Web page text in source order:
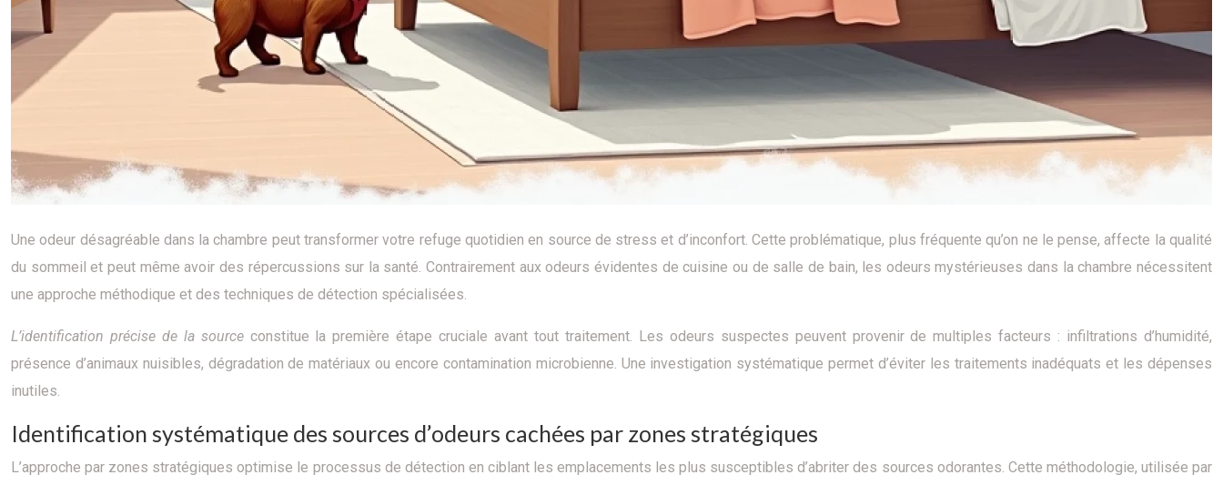
Une odeur désagréable dans la chambre peut transformer votre refuge quotidien en source de stress et d’inconfort. Cette problématique, plus fréquente qu’on ne le pense, affecte la qualité
du sommeil et peut même avoir des répercussions sur la santé. Contrairement aux odeurs évidentes de cuisine ou de salle de bain, les odeurs mystérieuses dans la chambre nécessitent
une approche méthodique et des techniques de détection spécialisées.
L’identification précise de la source constitue la première étape cruciale avant tout traitement. Les odeurs suspectes peuvent provenir de multiples facteurs : infiltrations d’humidité,
présence d’animaux nuisibles, dégradation de matériaux ou encore contamination microbienne. Une investigation systématique permet d’éviter les traitements inadéquats et les dépenses
inutiles.
Identification systématique des sources d’odeurs cachées par zones stratégiques
L’approche par zones stratégiques optimise le processus de détection en ciblant les emplacements les plus susceptibles d’abriter des sources odorantes. Cette méthodologie, utilisée par